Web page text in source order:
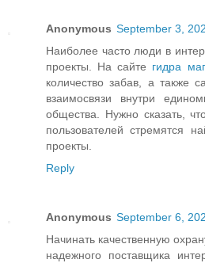
Anonymous September 3,
Наиболее часто люди в
проекты. На сайте гидра
количество забав, а
взаимосвязи внутри
общества. Нужно сказать,
пользователей стремятся
проекты.
Reply
Anonymous September 6,
Начинать качественную
надежного поставщика